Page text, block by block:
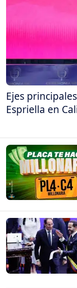
Ejes
Espriella en